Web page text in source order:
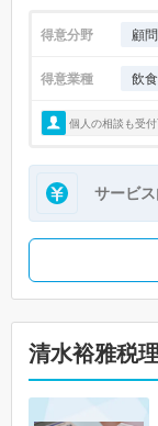
得意分野 顧
得意業種 飲食
個人の相談も受
サービ
清水裕雅税